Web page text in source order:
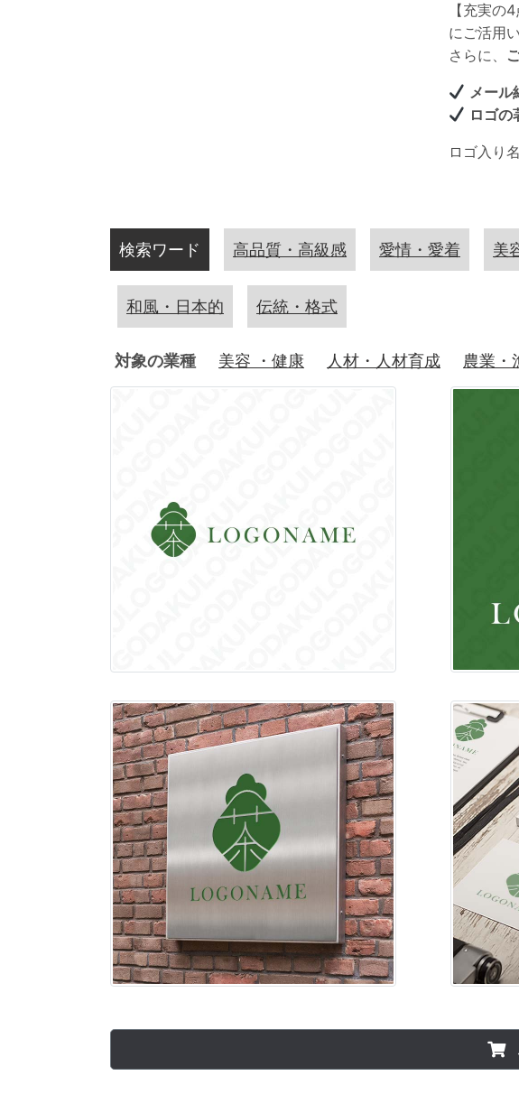
【充実の
にご活用
さらに、
メール
ロゴの
ロゴ入り
検索ワード 高品質・高級感 愛情・愛着 美
和風・日本的 伝統・格式
対象の業種 美容 ・健康 人材・人材育成 農業・